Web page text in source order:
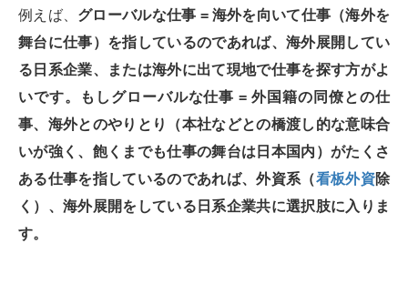
例えば、 グローバルな仕事 = 海外を向いて仕事（海外を
舞台に仕事）を指しているのであれば、海外展開してい
る日系企業、または海外に出て現地で仕事を探す方がよ
いです。もしグローバルな仕事 = 外国籍の同僚との仕
事、海外とのやりとり（本社などとの橋渡し的な意味合
いが強く、飽くまでも仕事の舞台は日本国内）がたくさ
ある仕事を指しているのであれば、外資系（看板外資除
く）、海外展開をしている日系企業共に選択肢に入りま
す。